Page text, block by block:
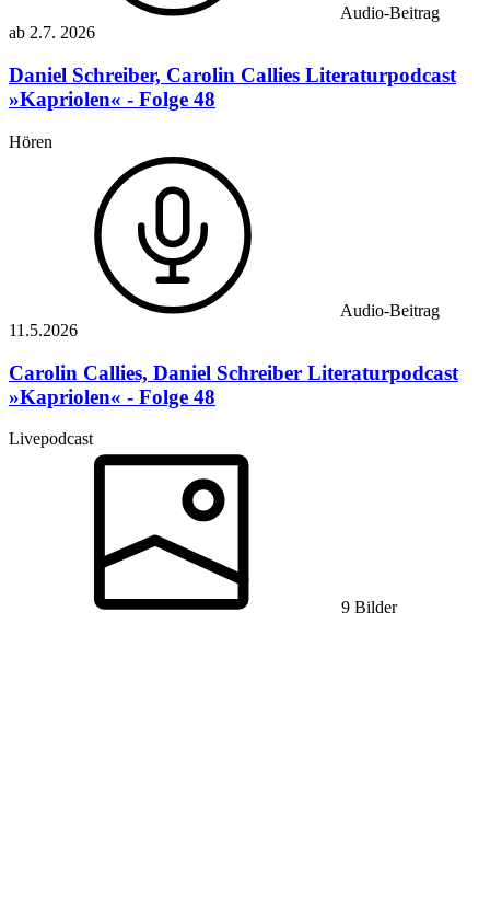
Audio-Beitrag
ab 2.7. 2026
Daniel Schreiber, Carolin Callies Literaturpodcast
»Kapriolen« - Folge 48
Hören
Audio-Beitrag
11.5.2026
Carolin Callies, Daniel Schreiber Literaturpodcast
»Kapriolen« - Folge 48
Livepodcast
9 Bilder